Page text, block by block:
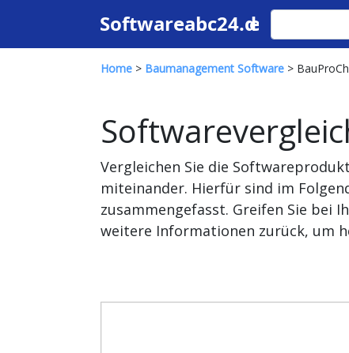
Home > Baumanagement Software >
Vergleichen Sie die
miteinander. Hierfür sind im
zusammengefasst. Greifen Sie bei
weitere Informationen zurück, um